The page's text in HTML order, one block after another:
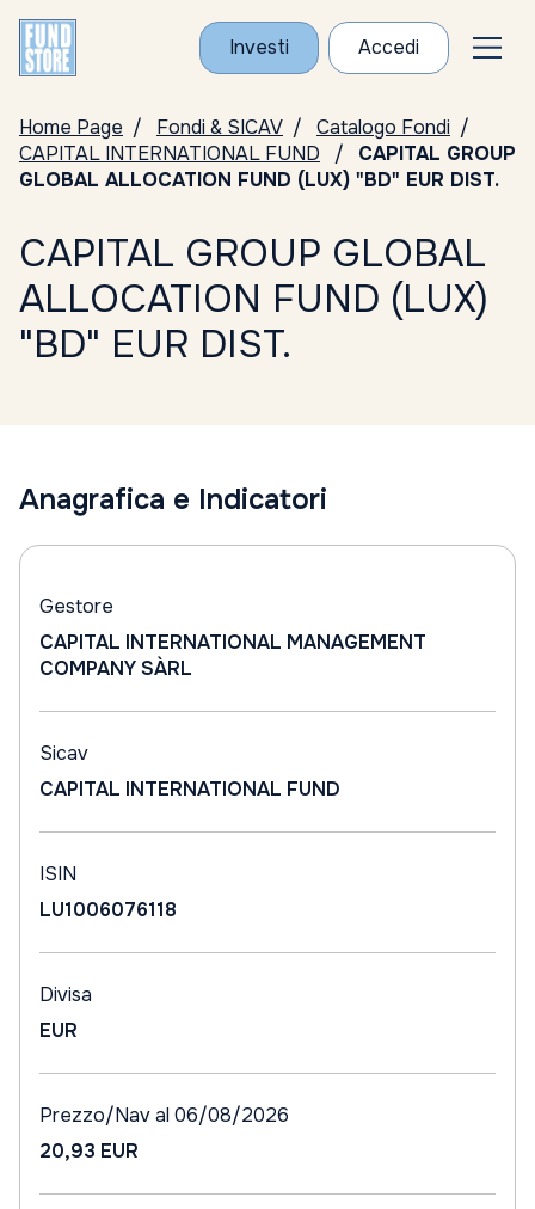
Investi Accedi
Home Page Fondi & SICAV
Catalogo Fondi
CAPITAL INTERNATIONAL FUND
CAPITAL GROUP
GLOBAL ALLOCATION FUND (LUX) "BD" EUR DIST.
CAPITAL GROUP GLOBAL
ALLOCATION FUND (LUX)
"BD" EUR DIST.
Anagrafica e Indicatori
Gestore
CAPITAL INTERNATIONAL MANAGEMENT
COMPANY SÀRL
Sicav
CAPITAL INTERNATIONAL FUND
ISIN
LU1006076118
Divisa
EUR
Prezzo/Nav al 06/08/2026
20,93 EUR